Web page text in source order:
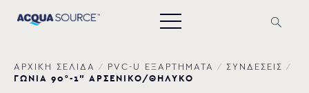
ΑΡΧΙΚΗ ΣΕΛΙΔΑ / PVC-U ΕΞΑΡΤΗΜΑΤΑ / ΣΥΝΔΕΣΕΙΣ /
ΓΩΝΙΑ 90°-1” ΑΡΣΕΝΙΚΟ/ΘΗΛΥΚΟ